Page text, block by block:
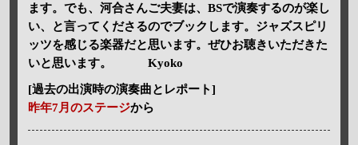
ます。でも、河合さんご夫妻は、BSで演奏するのが楽し
い、と言ってくださるのでブックします。ジャズスピリ
ッツを感じる楽器だと思います。ぜひお聴きいただきた
いと思います。 Kyoko
[過去の出演時の演奏曲とレポート]
昨年7月のステージから